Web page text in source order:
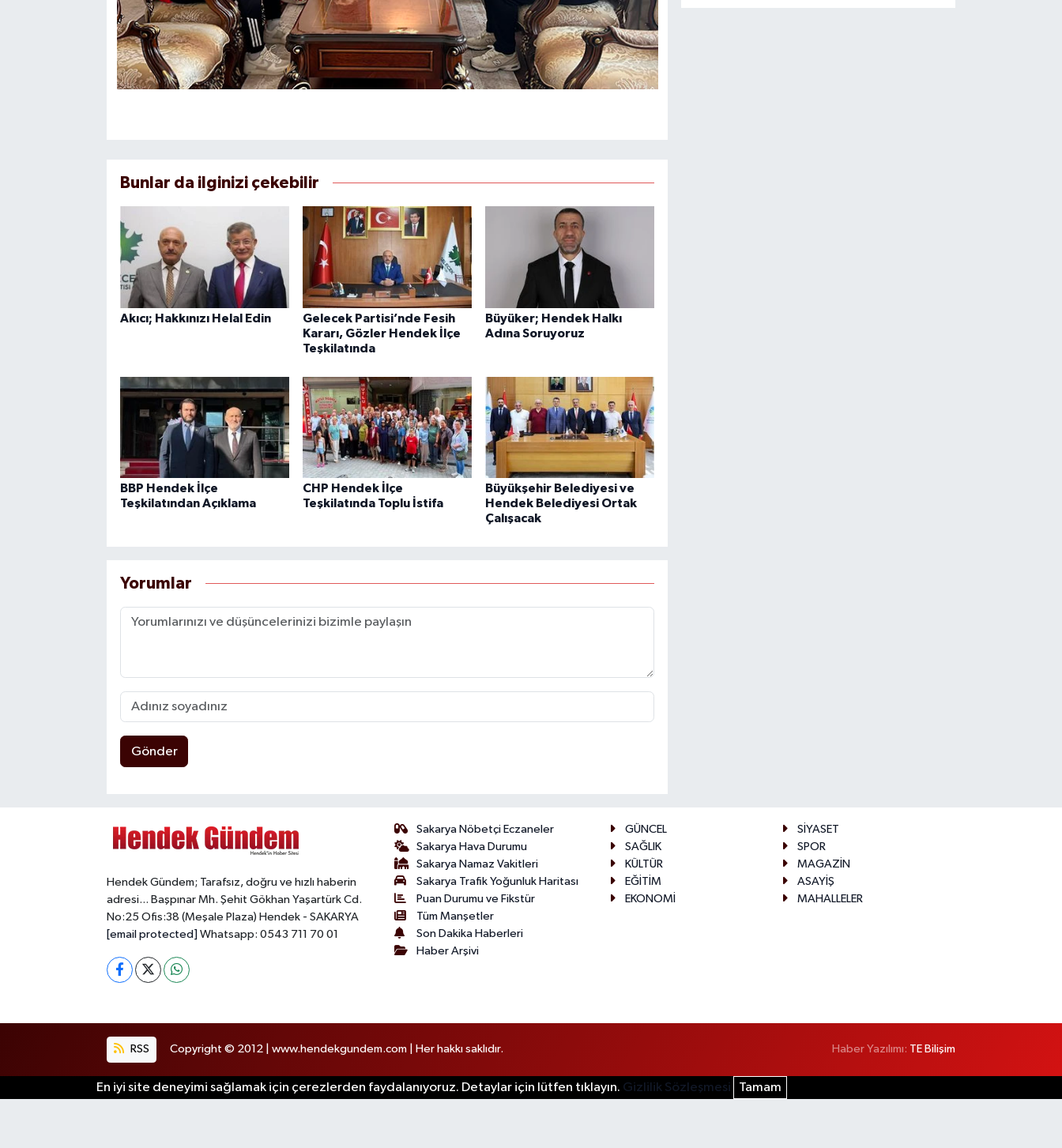
Bunlar da ilginizi çekebilir
Akıcı; Hakkınızı Helal Edin
Gelecek Partisi’nde Fesih
Kararı, Gözler Hendek İlçe
Teşkilatında
Büyüker; Hendek Halkı
Adına Soruyoruz
BBP Hendek İlçe
Teşkilatından Açıklama
CHP Hendek İlçe
Teşkilatında Toplu İstifa
Büyükşehir Belediyesi ve
Hendek Belediyesi Ortak
Çalışacak
Yorumlar
Gönder
Hendek Gündem; Tarafsız, doğru ve hızlı haberin
adresi... Başpınar Mh. Şehit Gökhan Yaşartürk Cd.
No:25 Ofis:38 (Meşale Plaza) Hendek - SAKARYA
[email protected] Whatsapp: 0543 711 70 01
Sakarya Nöbetçi Eczaneler
Sakarya Hava Durumu
Sakarya Namaz Vakitleri
Sakarya Trafik Yoğunluk Haritası
Puan Durumu ve Fikstür
Tüm Manşetler
Son Dakika Haberleri
Haber Arşivi
GÜNCEL
SİYASET
SAĞLIK
SPOR
KÜLTÜR
MAGAZİN
EĞİTİM
ASAYİŞ
EKONOMİ
MAHALLELER
RSS Copyright © 2012 | www.hendekgundem.com | Her hakkı saklıdır. Haber Yazılımı: TE Bilişim
En iyi site deneyimi sağlamak için çerezlerden faydalanıyoruz. Detaylar için lütfen tıklayın. Gizlilik Sözleşmesi Tamam